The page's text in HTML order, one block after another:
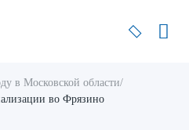
в Московской области/
во Фрязино